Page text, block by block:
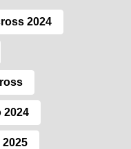
2024
2024